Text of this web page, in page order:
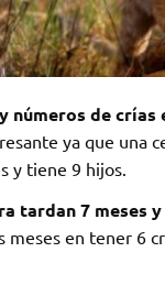
números de
ya que una
y tiene 9 hijos.
tardan 7 meses
meses en tener 6